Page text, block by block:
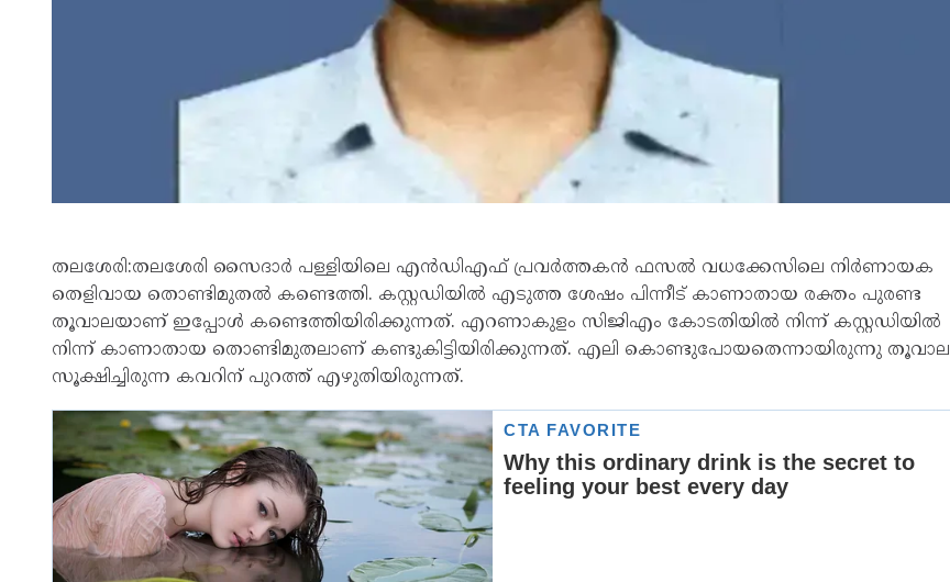
തലശേരി:തലശേരി സൈദാർ പള്ളിയിലെ എൻഡിഎഫ് പ്രവർത്തകൻ ഫസല്‍ വധക്കേസിലെ നിര്‍ണായക
തെളിവായ തൊണ്ടിമുതല്‍ കണ്ടെത്തി. കസ്റ്റഡിയില്‍ എടുത്ത ശേഷം പിന്നീട് കാണാതായ രക്തം പുരണ്ട
തൂവാലയാണ് ഇപ്പോള്‍ കണ്ടെത്തിയിരിക്കുന്നത്. എറണാകുളം സിജിഎം കോടതിയില്‍ നിന്ന് കസ്റ്റഡിയില്‍
നിന്ന് കാണാതായ തൊണ്ടിമുതലാണ് കണ്ടുകിട്ടിയിരിക്കുന്നത്. എലി കൊണ്ടുപോയതെന്നായിരുന്നു തൂവാല
സൂക്ഷിച്ചിരുന്ന കവറിന് പുറത്ത് എഴുതിയിരുന്നത്.